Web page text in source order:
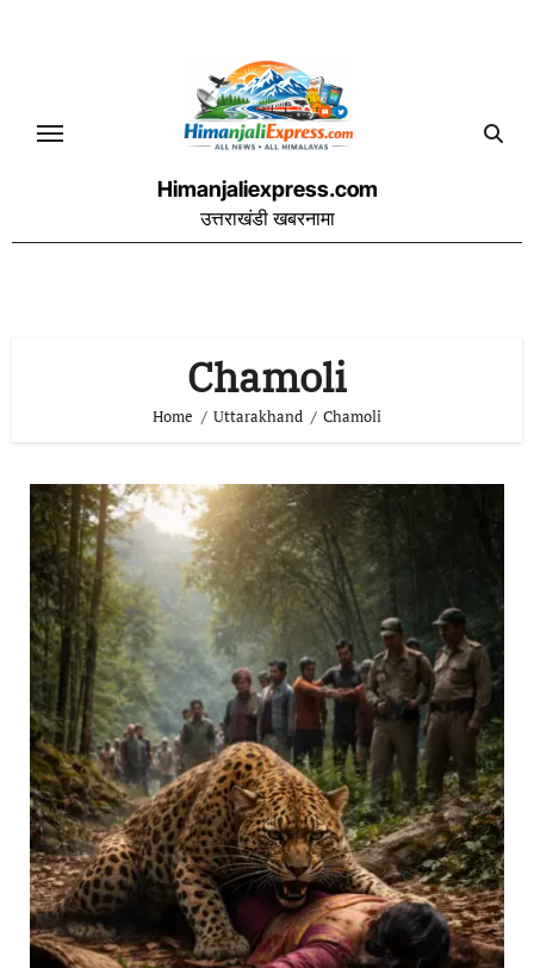
Himanjaliexpress.com
उत्तराखंडी खबरनामा
Chamoli
Home Uttarakhand Chamoli